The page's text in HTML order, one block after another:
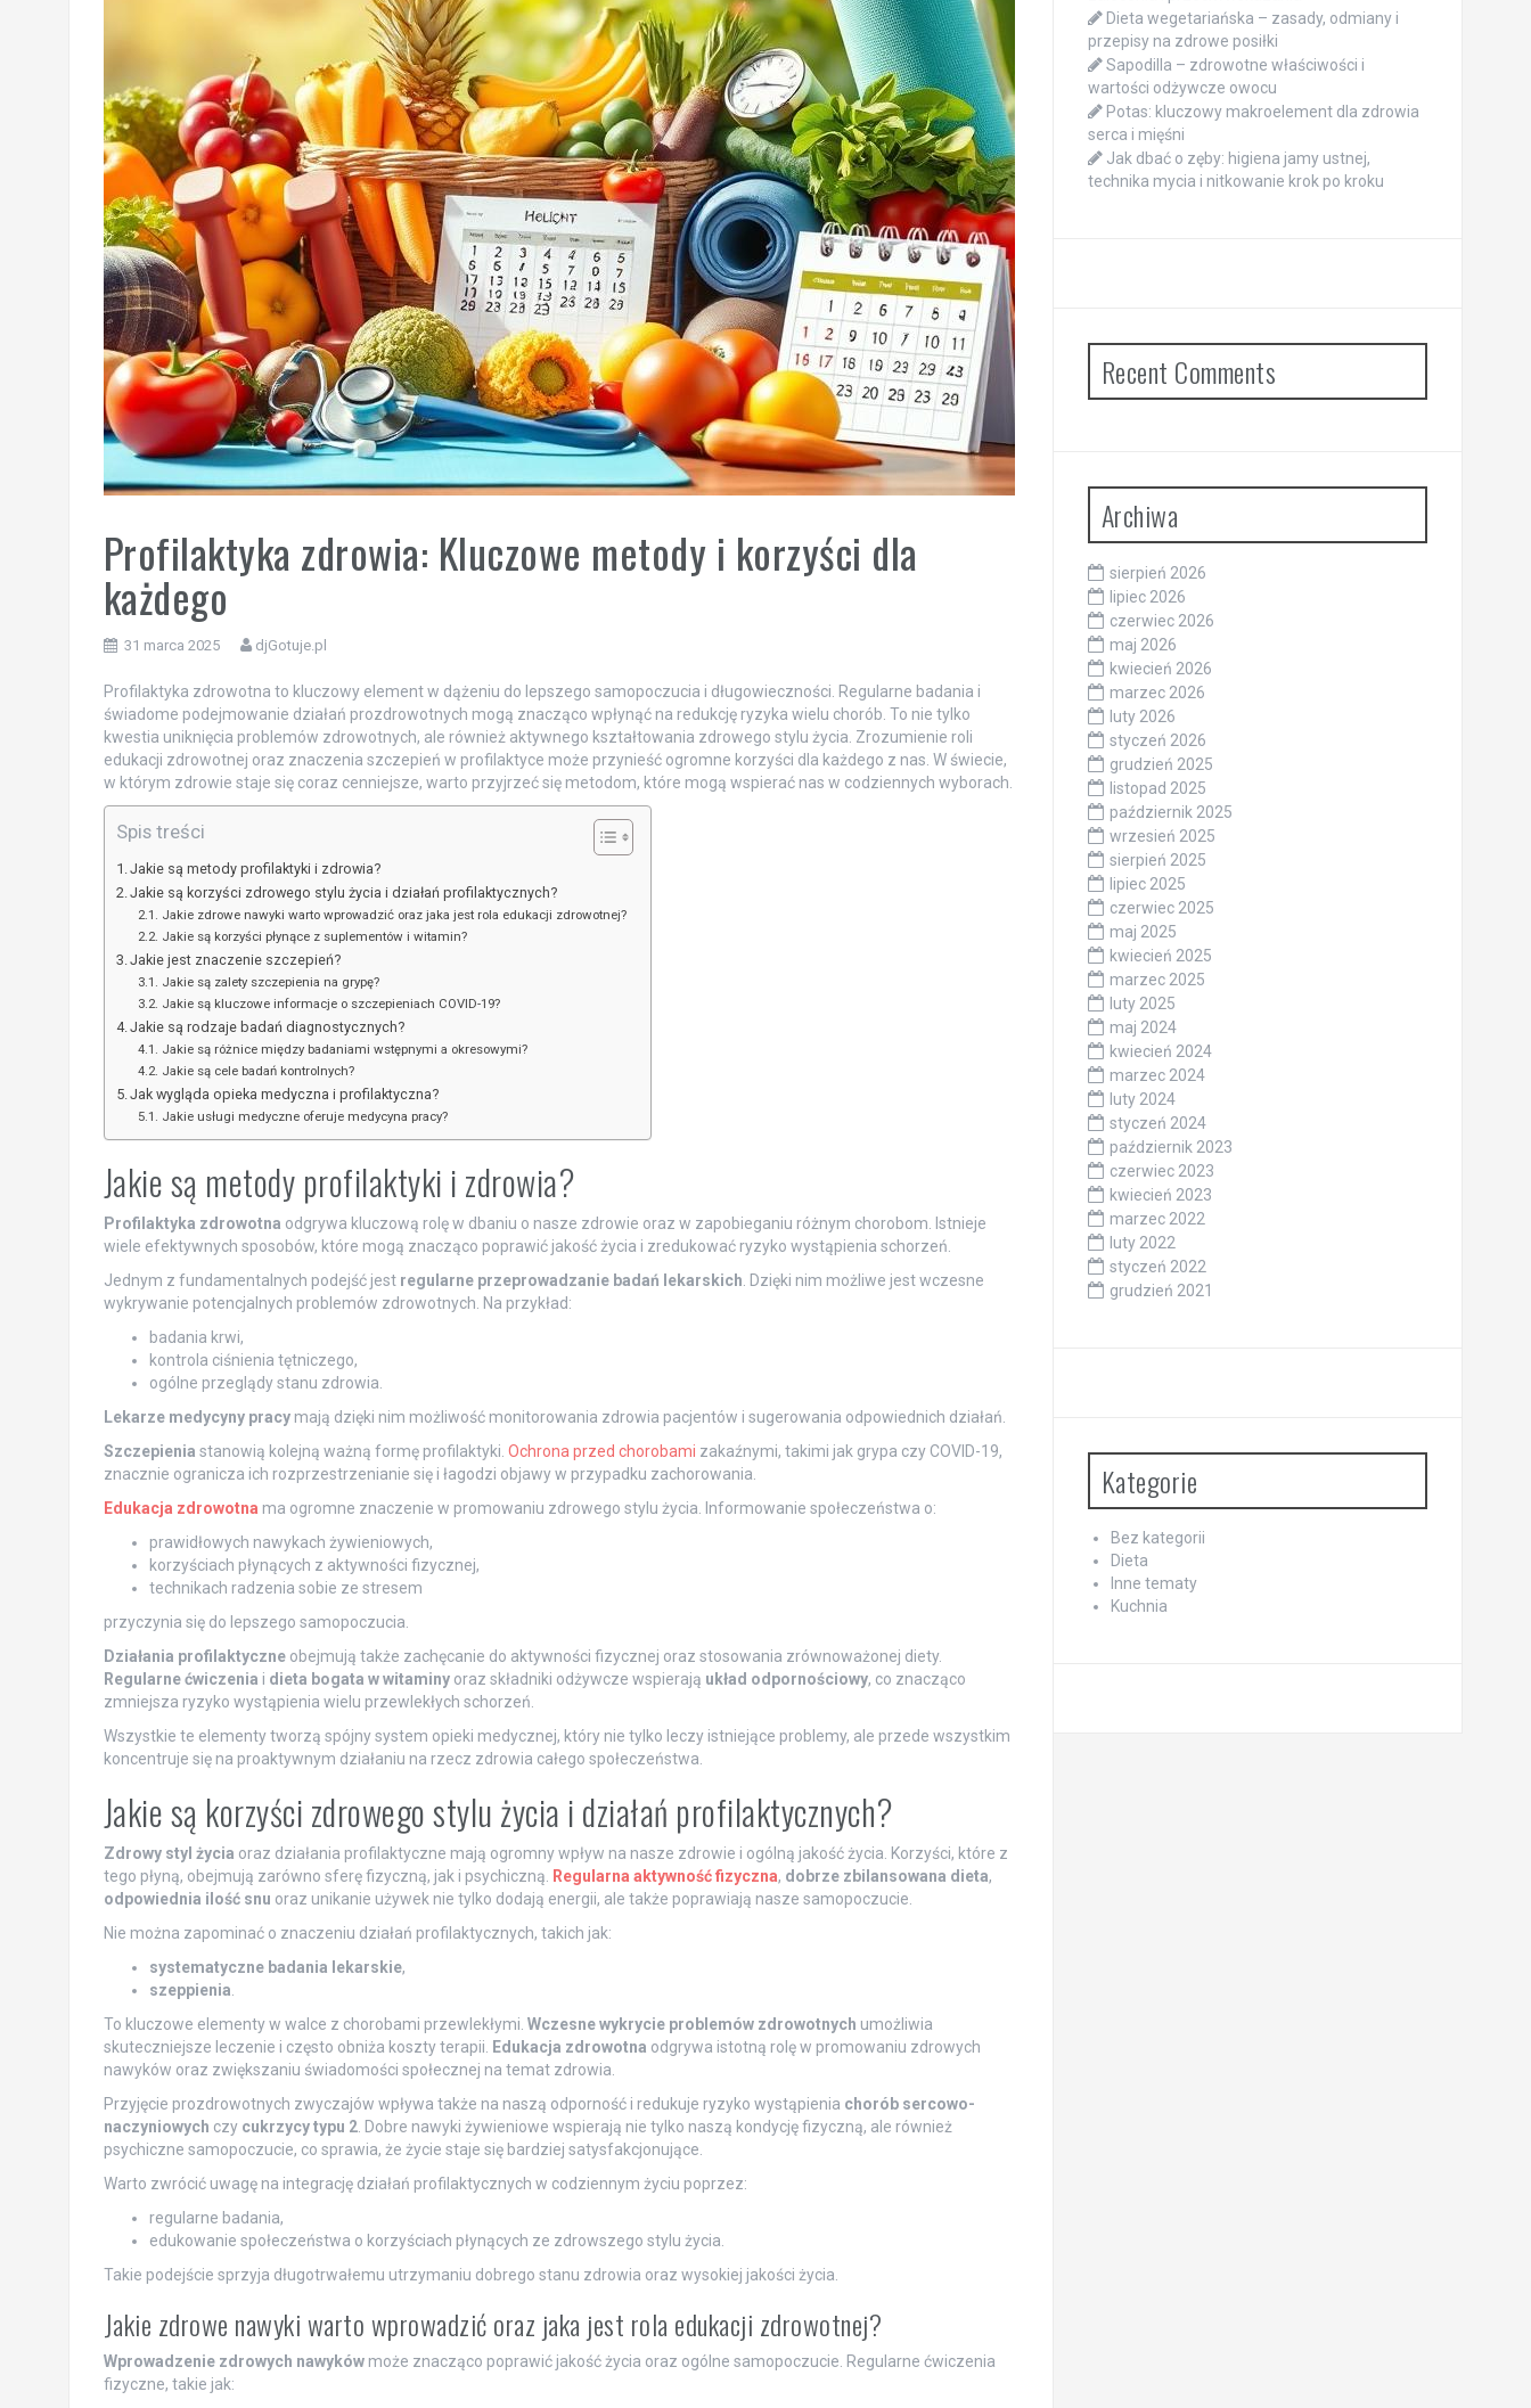
Profilaktyka zdrowia: Kluczowe metody i korzyści dla
każdego
31 marca 2025 djGotuje.pl
Profilaktyka zdrowotna to kluczowy element w dążeniu do lepszego samopoczucia i długowieczności. Regularne badania i
świadome podejmowanie działań prozdrowotnych mogą znacząco wpłynąć na redukcję ryzyka wielu chorób. To nie tylko
kwestia uniknięcia problemów zdrowotnych, ale również aktywnego kształtowania zdrowego stylu życia. Zrozumienie roli
edukacji zdrowotnej oraz znaczenia szczepień w profilaktyce może przynieść ogromne korzyści dla każdego z nas. W świecie,
w którym zdrowie staje się coraz cenniejsze, warto przyjrzeć się metodom, które mogą wspierać nas w codziennych wyborach.
Spis treści
Jakie są metody profilaktyki i zdrowia?
Jakie są korzyści zdrowego stylu życia i działań profilaktycznych?
Jakie zdrowe nawyki warto wprowadzić oraz jaka jest rola edukacji zdrowotnej?
Jakie są korzyści płynące z suplementów i witamin?
Jakie jest znaczenie szczepień?
Jakie są zalety szczepienia na grypę?
Jakie są kluczowe informacje o szczepieniach COVID-19?
Jakie są rodzaje badań diagnostycznych?
Jakie są różnice między badaniami wstępnymi a okresowymi?
Jakie są cele badań kontrolnych?
Jak wygląda opieka medyczna i profilaktyczna?
Jakie usługi medyczne oferuje medycyna pracy?
Jakie są metody profilaktyki i zdrowia?
Profilaktyka zdrowotna odgrywa kluczową rolę w dbaniu o nasze zdrowie oraz w zapobieganiu różnym chorobom. Istnieje
wiele efektywnych sposobów, które mogą znacząco poprawić jakość życia i zredukować ryzyko wystąpienia schorzeń.
Jednym z fundamentalnych podejść jest regularne przeprowadzanie badań lekarskich. Dzięki nim możliwe jest wczesne
wykrywanie potencjalnych problemów zdrowotnych. Na przykład:
badania krwi,
kontrola ciśnienia tętniczego,
ogólne przeglądy stanu zdrowia.
Lekarze medycyny pracymają dzięki nim możliwość monitorowania zdrowia pacjentów i sugerowania odpowiednich działań.
Szczepienia stanowią kolejną ważną formę profilaktyki. Ochrona przed chorobami zakaźnymi, takimi jak grypa czy COVID-19,
znacznie ogranicza ich rozprzestrzenianie się i łagodzi objawy w przypadku zachorowania.
Edukacja zdrowotna ma ogromne znaczenie w promowaniu zdrowego stylu życia. Informowanie społeczeństwa o:
prawidłowych nawykach żywieniowych,
korzyściach płynących z aktywności fizycznej,
technikach radzenia sobie ze stresem
przyczynia się do lepszego samopoczucia.
Działania profilaktyczneobejmują także zachęcanie do aktywności fizycznej oraz stosowania zrównoważonej diety.
Regularne ćwiczenia i dieta bogata w witaminyoraz składniki odżywcze wspierają układ odpornościowy, co znacząco
zmniejsza ryzyko wystąpienia wielu przewlekłych schorzeń.
Wszystkie te elementy tworzą spójny system opieki medycznej, który nie tylko leczy istniejące problemy, ale przede wszystkim
koncentruje się na proaktywnym działaniu na rzecz zdrowia całego społeczeństwa.
Jakie są korzyści zdrowego stylu życia i działań profilaktycznych?
Zdrowy styl życia oraz działania profilaktyczne mają ogromny wpływ na nasze zdrowie i ogólną jakość życia. Korzyści, które z
tego płyną, obejmują zarówno sferę fizyczną, jak i psychiczną. Regularna aktywność fizyczna, dobrze zbilansowana dieta,
odpowiednia ilość snu oraz unikanie używek nie tylko dodają energii, ale także poprawiają nasze samopoczucie.
Nie można zapominać o znaczeniu działań profilaktycznych, takich jak:
systematyczne badania lekarskie,
szeppienia.
To kluczowe elementy w walce z chorobami przewlekłymi. Wczesne wykrycie problemów zdrowotnych umożliwia
skuteczniejsze leczenie i często obniża koszty terapii. Edukacja zdrowotna odgrywa istotną rolę w promowaniu zdrowych
nawyków oraz zwiększaniu świadomości społecznej na temat zdrowia.
Przyjęcie prozdrowotnych zwyczajów wpływa także na naszą odporność i redukuje ryzyko wystąpienia chorób sercowo-
naczyniowych czy cukrzycy typu 2. Dobre nawyki żywieniowe wspierają nie tylko naszą kondycję fizyczną, ale również
psychiczne samopoczucie, co sprawia, że życie staje się bardziej satysfakcjonujące.
Warto zwrócić uwagę na integrację działań profilaktycznych w codziennym życiu poprzez:
regularne badania,
edukowanie społeczeństwa o korzyściach płynących ze zdrowszego stylu życia.
Takie podejście sprzyja długotrwałemu utrzymaniu dobrego stanu zdrowia oraz wysokiej jakości życia.
Jakie zdrowe nawyki warto wprowadzić oraz jaka jest rola edukacji zdrowotnej?
Wprowadzenie zdrowych nawykówmoże znacząco poprawić jakość życia oraz ogólne samopoczucie. Regularne ćwiczenia
fizyczne, takie jak:
Dieta wegetariańska – zasady, odmiany i
przepisy na zdrowe posiłki
Sapodilla – zdrowotne właściwości i
wartości odżywcze owocu
Potas: kluczowy makroelement dla zdrowia
serca i mięśni
Jak dbać o zęby: higiena jamy ustnej,
technika mycia i nitkowanie krok po kroku
Recent Comments
Archiwa
sierpień 2026
lipiec 2026
czerwiec 2026
maj 2026
kwiecień 2026
marzec 2026
luty 2026
styczeń 2026
grudzień 2025
listopad 2025
październik 2025
wrzesień 2025
sierpień 2025
lipiec 2025
czerwiec 2025
maj 2025
kwiecień 2025
marzec 2025
luty 2025
maj 2024
kwiecień 2024
marzec 2024
luty 2024
styczeń 2024
październik 2023
czerwiec 2023
kwiecień 2023
marzec 2022
luty 2022
styczeń 2022
grudzień 2021
Kategorie
Bez kategorii
Dieta
Inne tematy
Kuchnia